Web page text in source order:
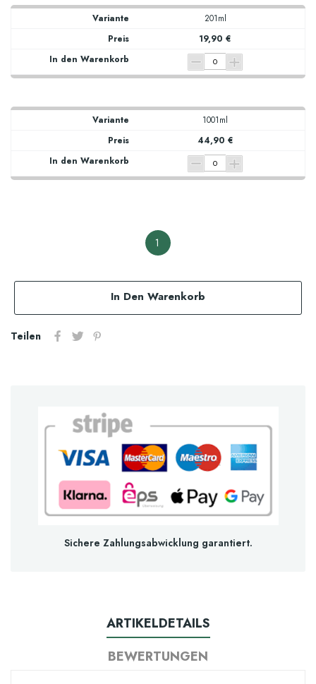
201ml
19,90 €
1001ml
44,90 €
1
In Den Warenkorb
Teilen
Sichere Zahlungsabwicklung garantiert.
ARTIKELDETAILS
BEWERTUNGEN